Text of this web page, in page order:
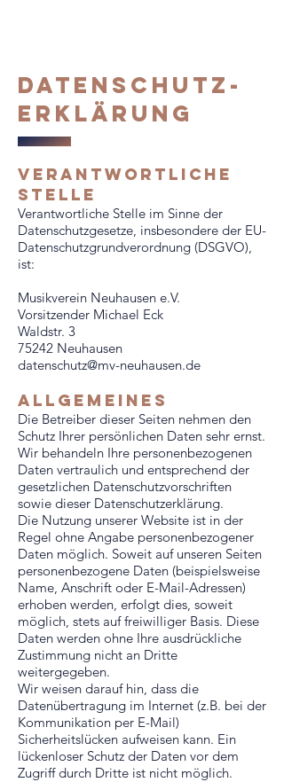
Datenschutz-
Erklärung
verantwortliche
stelle
Verantwortliche Stelle im Sinne der
Datenschutzgesetze, insbesondere der EU-
Datenschutzgrundverordnung (DSGVO),
ist:
Musikverein Neuhausen e.V.
Vorsitzender Michael Eck
Waldstr. 3
75242 Neuhausen
datenschutz@mv-neuhausen.de
allgemeines
Die Betreiber dieser Seiten nehmen den
Schutz Ihrer persönlichen Daten sehr ernst.
Wir behandeln Ihre personenbezogenen
Daten vertraulich und entsprechend der
gesetzlichen Datenschutzvorschriften
sowie dieser Datenschutzerklärung.
Die Nutzung unserer Website ist in der
Regel ohne Angabe personenbezogener
Daten möglich. Soweit auf unseren Seiten
personenbezogene Daten (beispielsweise
Name, Anschrift oder E-Mail-Adressen)
erhoben werden, erfolgt dies, soweit
möglich, stets auf freiwilliger Basis. Diese
Daten werden ohne Ihre ausdrückliche
Zustimmung nicht an Dritte
weitergegeben.
Wir weisen darauf hin, dass die
Datenübertragung im Internet (z.B. bei der
Kommunikation per E-Mail)
Sicherheitslücken aufweisen kann. Ein
lückenloser Schutz der Daten vor dem
Zugriff durch Dritte ist nicht möglich.